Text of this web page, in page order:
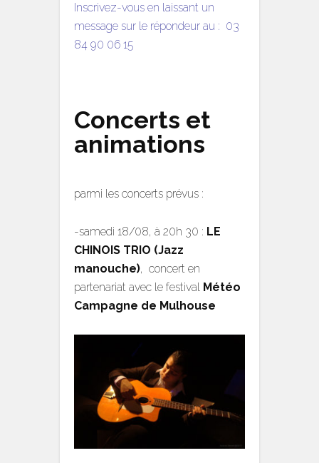
Inscrivez-vous en laissant un
message sur le répondeur au : 03
84 90 06 15
Concerts et
animations
parmi les concerts prévus :
-samedi 18/08, à 20h 30 : LE
CHINOIS TRIO (Jazz
manouche), concert en
partenariat avec le festival Météo
Campagne de Mulhouse